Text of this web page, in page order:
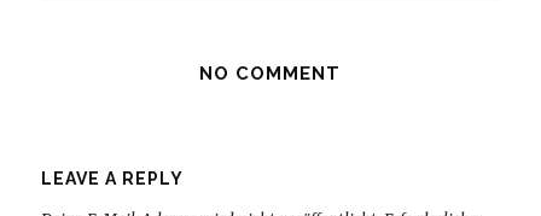
NO COMMENT
LEAVE A REPLY